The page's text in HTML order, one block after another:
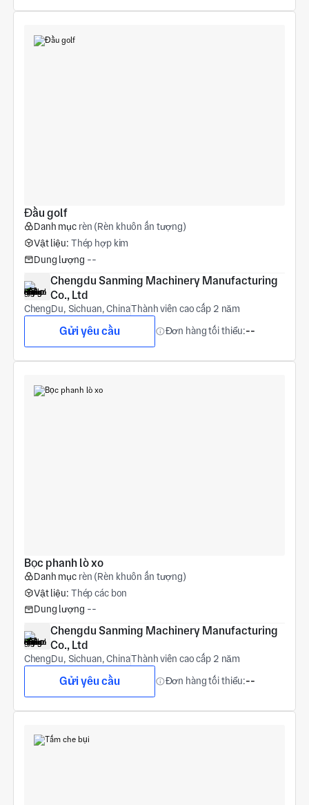
Đầu golf
Danh mục rèn (Rèn khuôn ấn tượng)
Vật liệu: Thép hợp kim
Dung lượng --
Chengdu Sanming Machinery Manufacturing
Co., Ltd
ChengDu, Sichuan, ChinaThành viên cao cấp 2 năm
Gửi yêu cầu Đơn hàng tối thiểu:--
Bọc phanh lò xo
Danh mục rèn (Rèn khuôn ấn tượng)
Vật liệu: Thép các bon
Dung lượng --
Chengdu Sanming Machinery Manufacturing
Co., Ltd
ChengDu, Sichuan, ChinaThành viên cao cấp 2 năm
Gửi yêu cầu Đơn hàng tối thiểu:--